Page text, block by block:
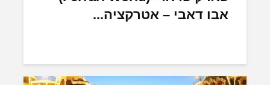
אבו דאבי – אטרקציה...